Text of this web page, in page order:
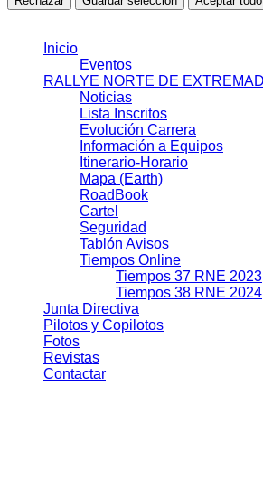
Inicio
Eventos
RALLYE NORTE DE
Noticias
Lista Inscritos
Evolución Carrera
Información a Equipos
Itinerario-Horario
Mapa (Earth)
RoadBook
Cartel
Seguridad
Tablón Avisos
Tiempos Online
Tiempos 37 RNE 2023
Tiempos 38 RNE 2024
Junta Directiva
Pilotos y Copilotos
Fotos
Revistas
Contactar